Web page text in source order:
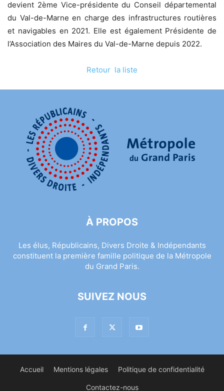
devient 2ème Vice-présidente du Conseil départemental
du Val-de-Marne en charge des infrastructures routières
et navigables en 2021. Elle est également Présidente de
l’Association des Maires du Val-de-Marne depuis 2022.
Retour la liste
À PROPOS
Les élus, Républicains, Divers Droite & Indépendants
constituent la première famille politique de la Métropole
du Grand Paris.
SUIVEZ NOUS
Accueil Mentions légales Politique de confidentialité
Contactez-nous